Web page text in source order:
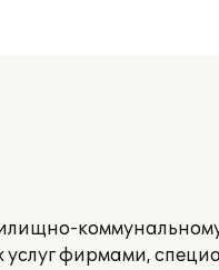
услуг фирмами,